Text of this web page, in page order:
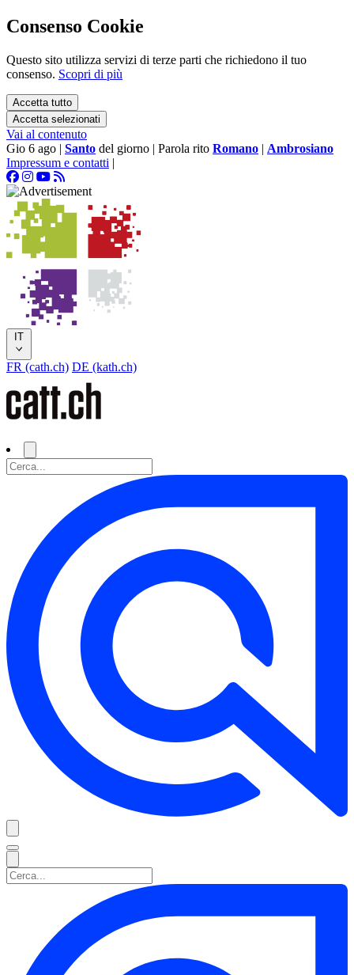
Consenso Cookie
Questo sito utilizza servizi di terze parti che richiedono il tuo
consenso. Scopri di più
Accetta tutto
Accetta selezionati
Vai al contenuto
Gio 6 ago | Santo del giorno | Parola rito Romano | Ambrosiano
Impressum e contatti |
IT
FR (cath.ch) DE (kath.ch)